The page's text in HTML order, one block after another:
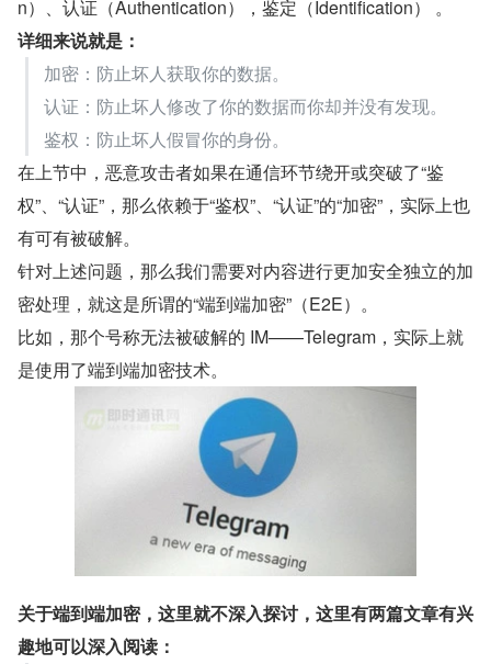
n）、认证（Authentication），鉴定（Identification） 。
详细来说就是：
加密：防止坏人获取你的数据。
认证：防止坏人修改了你的数据而你却并没有发现。
鉴权：防止坏人假冒你的身份。
在上节中，恶意攻击者如果在通信环节绕开或突破了“鉴
权”、“认证”，那么依赖于“鉴权”、“认证”的“加密”，实际上也
有可有被破解。
针对上述问题，那么我们需要对内容进行更加安全独立的加
密处理，就这是所谓的“端到端加密”（E2E）。
比如，那个号称无法被破解的 IM——Telegram，实际上就
是使用了端到端加密技术。
关于端到端加密，这里就不深入探讨，这里有两篇文章有兴
趣地可以深入阅读：